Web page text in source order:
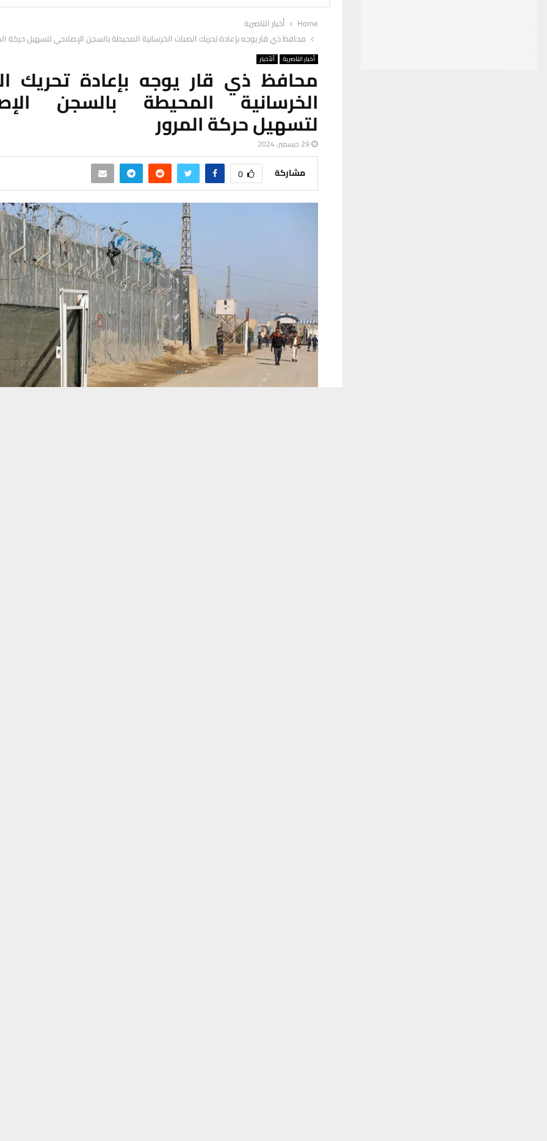
Home
أخبار الناصرية
محافظ ذي قار يوجه بإعادة تحريك الصبات الخرسانية المحيطة بالسجن الإصلاحي لتسهيل حركة
أخبار الناصرية ألأخبار
محافظ ذي قار يوجه بإعادة تحريك
الخرسانية المحيطة بالسجن
لتسهيل حركة المرور
29 ديسمبر، 2024
مشاركة 0